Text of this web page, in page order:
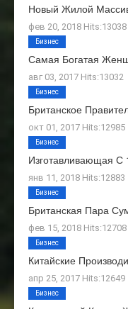
Новый Жилой
фев 20, 2018 Hits:13038
Самая Богатая
авг 03, 2017 Hits:13032
Бизнес
Британское
окт 01, 2017 Hits:12985
Бизнес
Изготавливающая С
янв 11, 2018 Hits:12883
Бизнес
Британская Пара
фев 15, 2018 Hits:12708
Бизнес
Китайские
апр 25, 2017 Hits:12649
Бизнес
Бизнес